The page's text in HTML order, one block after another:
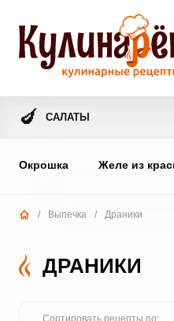
🍆 САЛАТЫ
Окрошка Желе из
/ Выпечка / Драники
ДРАНИКИ
Сортировать рецепты по: